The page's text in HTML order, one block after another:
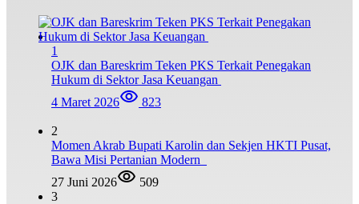
1
OJK dan Bareskrim Teken PKS Terkait Penegakan
Hukum di Sektor Jasa Keuangan
4 Maret 2026
823
2
Momen Akrab Bupati Karolin dan Sekjen HKTI Pusat,
Bawa Misi Pertanian Modern
27 Juni 2026
509
3